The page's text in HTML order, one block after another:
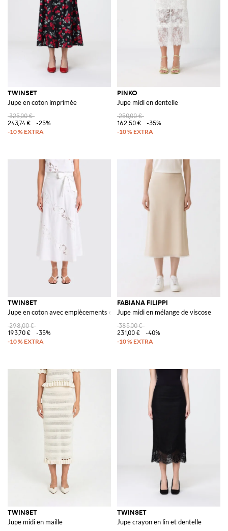
TWINSET
Jupe en coton imprimée
325,00 €
243,74 €
-25%
PINKO
Jupe midi en dentelle
250,00 €
162,50 €
-35%
TWINSET
Jupe en coton avec empiècements en macramé
298,00 €
193,70 €
-35%
FABIANA FILIPPI
Jupe midi en mélange de viscose
385,00 €
231,00 €
-40%
TWINSET
Jupe midi en maille
TWINSET
Jupe crayon en lin et dentelle